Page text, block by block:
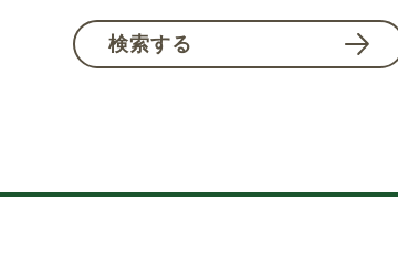
検索する